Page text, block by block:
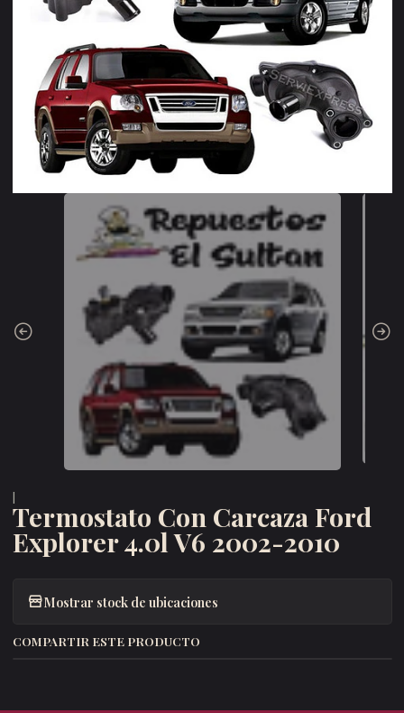
Termostato Con Carcaza Ford
Explorer 4.0l V6 2002-2010
Mostrar stock de ubicaciones
COMPARTIR ESTE PRODUCTO